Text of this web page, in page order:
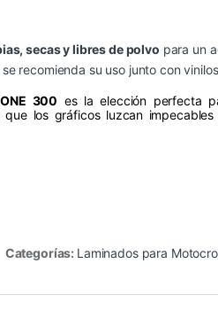
secas y libres de polvo para un
recomienda su uso junto con
300 es la elección perfecta
que los gráficos luzcan
Categorías: Laminados para